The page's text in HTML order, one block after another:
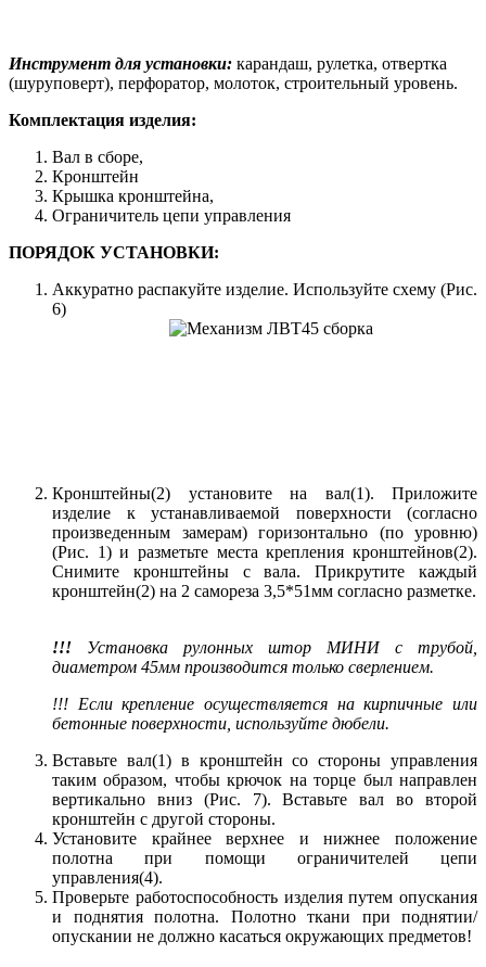
Инструмент для установки: карандаш, рулетка, отвертка
(шуруповерт), перфоратор, молоток, строительный уровень.
Комплектация изделия:
Вал в сборе,
Кронштейн
Крышка кронштейна,
Ограничитель цепи управления
ПОРЯДОК УСТАНОВКИ:
Аккуратно распакуйте изделие. Используйте схему (Рис.
6)
Кронштейны(2) установите на вал(1). Приложите
изделие к устанавливаемой поверхности (согласно
произведенным замерам) горизонтально (по уровню)
(Рис. 1) и разметьте места крепления кронштейнов(2).
Снимите кронштейны с вала. Прикрутите каждый
кронштейн(2) на 2 самореза 3,5*51мм согласно разметке.
!!! Установка рулонных штор МИНИ с трубой,
диаметром 45мм производится только сверлением.
!!! Если крепление осуществляется на кирпичные или
бетонные поверхности, используйте дюбели.
Вставьте вал(1) в кронштейн со стороны управления
таким образом, чтобы крючок на торце был направлен
вертикально вниз (Рис. 7). Вставьте вал во второй
кронштейн с другой стороны.
Установите крайнее верхнее и нижнее положение
полотна при помощи ограничителей цепи
управления(4).
Проверьте работоспособность изделия путем опускания
и поднятия полотна. Полотно ткани при поднятии/
опускании не должно касаться окружающих предметов!